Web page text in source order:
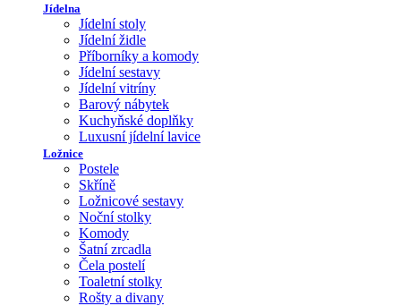
Jídelna
Jídelní stoly
Jídelní židle
Příborníky a komody
Jídelní sestavy
Jídelní vitríny
Barový nábytek
Kuchyňské doplňky
Luxusní jídelní lavice
Ložnice
Postele
Skříně
Ložnicové sestavy
Noční stolky
Komody
Šatní zrcadla
Čela postelí
Toaletní stolky
Rošty a divany